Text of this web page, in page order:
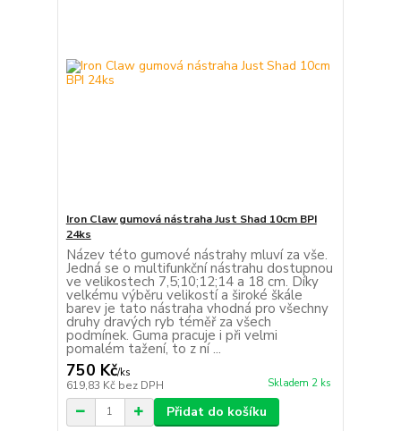
Iron Claw gumová nástraha Just Shad 10cm BPI
24ks
Název této gumové nástrahy mluví za vše.
Jedná se o multifunkční nástrahu dostupnou
ve velikostech 7,5;10;12;14 a 18 cm. Díky
velkému výběru velikostí a široké škále
barev je tato nástraha vhodná pro všechny
druhy dravých ryb téměř za všech
podmínek. Guma pracuje i při velmi
pomalém tažení, to z ní ...
750 Kč/ks
619,83 Kč bez DPH Skladem 2 ks
Přidat do košíku